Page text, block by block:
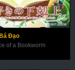
Đạo
of a Bookworm